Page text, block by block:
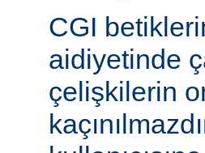
CGI
aidiyetinde
çelişkilerin